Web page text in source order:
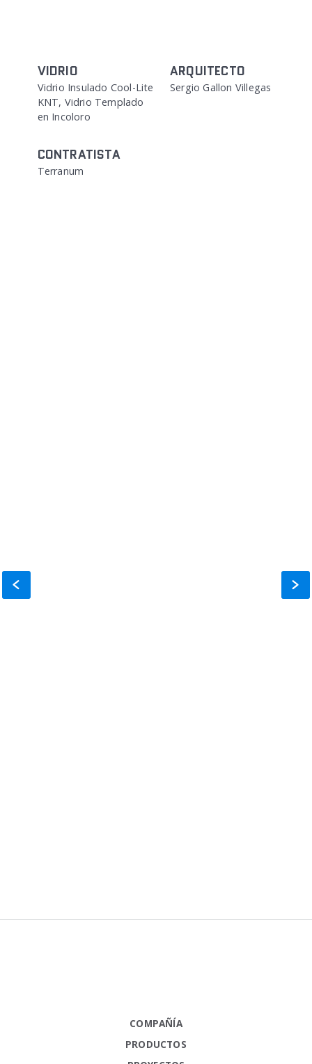
VIDRIO
Vidrio Insulado Cool-Lite
KNT, Vidrio Templado
en Incoloro
ARQUITECTO
Sergio Gallon Villegas
CONTRATISTA
Terranum
COMPAÑÍA
PRODUCTOS